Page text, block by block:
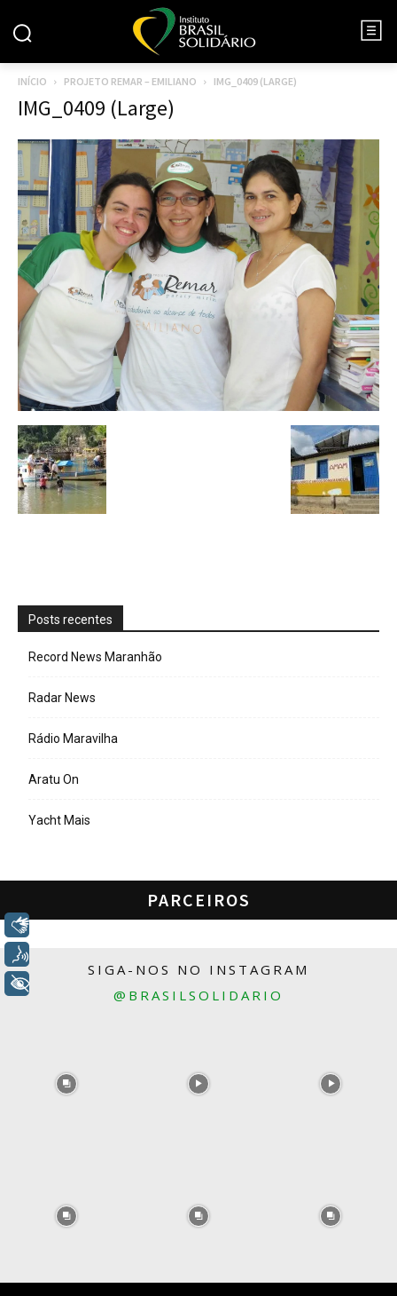
INÍCIO PROJETO REMAR – EMILIANO IMG_0409 (LARGE)
IMG_0409 (Large)
Posts recentes
Record News Maranhão
Radar News
Rádio Maravilha
Aratu On
Yacht Mais
PARCEIROS
SIGA-NOS NO INSTAGRAM
@BRASILSOLIDARIO
Libras